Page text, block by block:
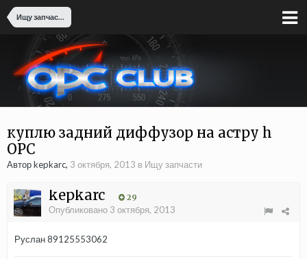
Ищу запчасти
куплю задний диффузор на астру h
ОРС
Автор kepkarc, 3 октября, 2013 в Ищу запчасти
kepkarc 29
Опубликовано 3 октября, 2013
Руслан 89125553062